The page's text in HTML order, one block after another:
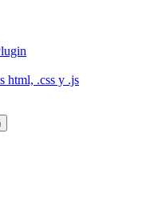
html, .css y .js